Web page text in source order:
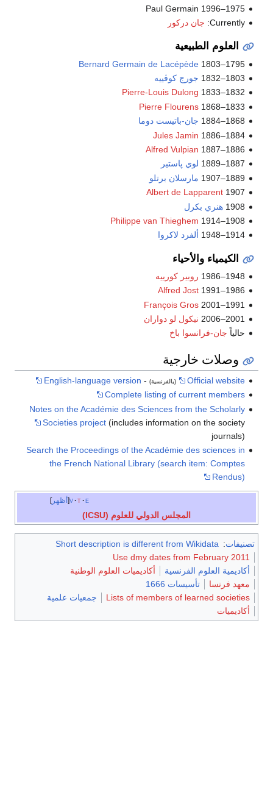
1975–1996 Paul Germain
Currently: جان دركور
العلوم الطبيعية
1795–1803
Bernard Germain de Lacépède
1803–1832
جورج كوڤييه
1832–1833
Pierre-Louis Dulong
1833–1868
Pierre Flourens
1868–1884
جان-باتيست دوما
1884–1886
Jules Jamin
1886–1887
Alfred Vulpian
1887–1889
لوي پاستير
1889–1907
مارسلان برتلو
1907
Albert de Lapparent
1908 هنري بكرل
1908–1914
Philippe van Thieghem
1914–1948
ألفرد لاكروا
الكيمياء والأحياء
1948–1986
روبير كورييه
1986–1991
Alfred Jost
1991–2001
François Gros
2001–2006
نيكول لو دواران
حالياً جان-فرانسوا باخ
وصلات خارجية
Official website (بالفرنسية) -
English-language version
Complete listing of current members
Notes on the Académie des Sciences from the Scholarly
Societies project(includes information on the society
journals)
Search the Proceedings of the Académie des sciences in
the French National Library (search item: Comptes
Rendus)
أظهر v t e
المجلس الدولي للعلوم (ICSU)
تصنيفات:
Short description is different from Wikidata
Use dmy dates from February 2011
أكاديمية العلوم الفرنسية
أكاديميات العلوم الوطنية
معهد فرنسا
تأسيسات 1666
Lists of members of learned societies
جمعيات علمية
أكاديميات